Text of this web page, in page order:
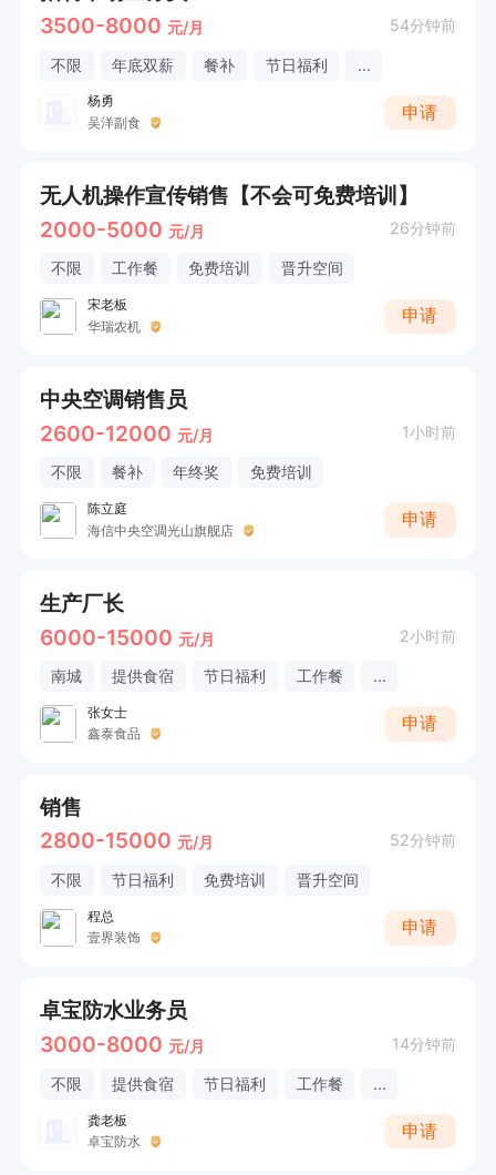
3500-8000 元/月 54分钟前
不限 年底双薪 餐补 节日福利 ...
杨勇
吴洋副食
申请
无人机操作宣传销售【不会可免费培训】
2000-5000 元/月 26分钟前
不限 工作餐 免费培训 晋升空间
宋老板
华瑞农机
申请
中央空调销售员
2600-12000 元/月 1小时前
不限 餐补 年终奖 免费培训
陈立庭
海信中央空调光山旗舰店
申请
生产厂长
6000-15000 元/月 2小时前
南城 提供食宿 节日福利 工作餐 ...
张女士
鑫泰食品
申请
销售
2800-15000 元/月 52分钟前
不限 节日福利 免费培训 晋升空间
程总
壹界装饰
申请
卓宝防水业务员
3000-8000 元/月 14分钟前
不限 提供食宿 节日福利 工作餐 ...
龚老板
卓宝防水
申请